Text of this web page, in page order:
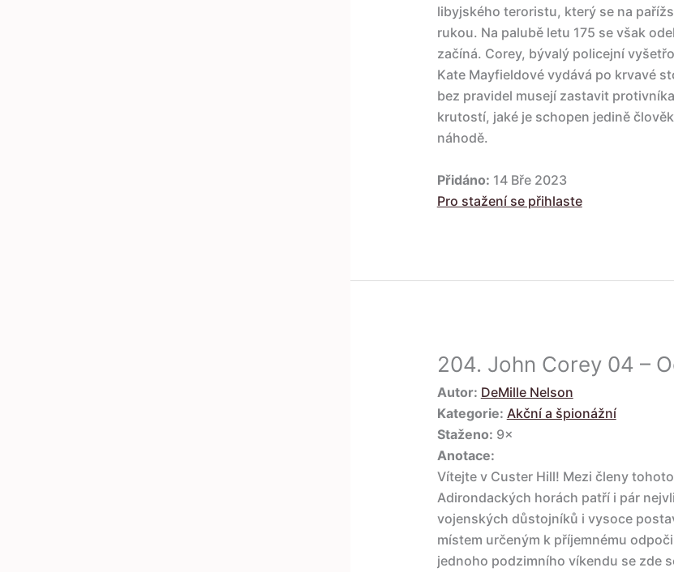
libyjského teroristu, který se na
rukou. Na palubě letu 175 se však
začíná. Corey, bývalý policejní
Kate Mayfieldové vydává po krvavé
bez pravidel musejí zastavit
krutostí, jaké je schopen jedině
náhodě.
Přidáno: 14 Bře 2023
Pro stažení se přihlaste
204. John Corey 04 –
Autor: DeMille Nelson
Kategorie: Akční a špionážní
Staženo: 9×
Anotace:
Vítejte v Custer Hill! Mezi členy
Adirondackých horách patří i pár
vojenských důstojníků i vysoce
místem určeným k příjemnému
jednoho podzimního víkendu se zde